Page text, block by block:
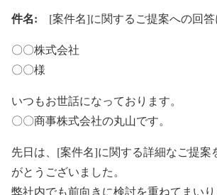
件名: [案件名]に関するご提案への回
〇〇株式会社
〇〇様
いつもお世話になっております。
〇〇商事株式会社の丸山です。
先日は、[案件名]に関する詳細なご提案
がとうございました。
弊社内でも前向きに検討を重ねてまいり